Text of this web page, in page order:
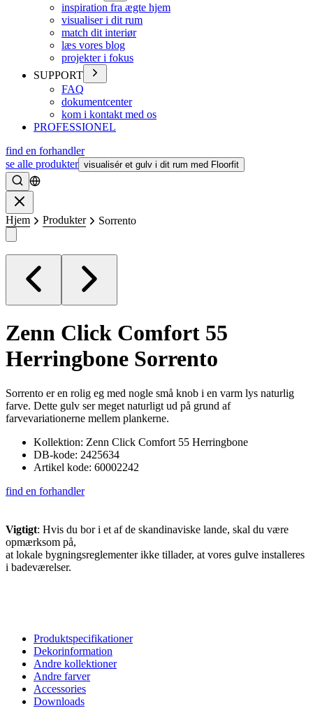
inspiration fra ægte hjem
visualiser i dit rum
match dit interiør
læs vores blog
projekter i fokus
SUPPORT
FAQ
dokumentcenter
kom i kontakt med os
PROFESSIONEL
find en forhandler
se alle produkter visualisér et gulv i dit rum med Floorfit
Søge
Hjem Produkter Sorrento
Zenn Click Comfort 55
Herringbone Sorrento
Sorrento er en rolig eg med nogle små knob i en varm lys naturlig
farve. Dette gulv ser meget naturligt ud på grund af
farvevariationerne mellem plankerne.
Kollektion: Zenn Click Comfort 55 Herringbone
DB-kode: 2425634
Artikel kode: 60002242
find en forhandler
Vigtigt: Hvis du bor i et af de skandinaviske lande, skal du være
opmærksom på,
at lokale bygningsreglementer ikke tillader, at vores gulve installeres
i badeværelser.
Produktspecifikationer
Dekorinformation
Andre kollektioner
Andre farver
Accessories
Downloads